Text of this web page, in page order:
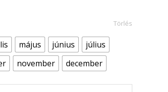
május június
július
november december
Törlés